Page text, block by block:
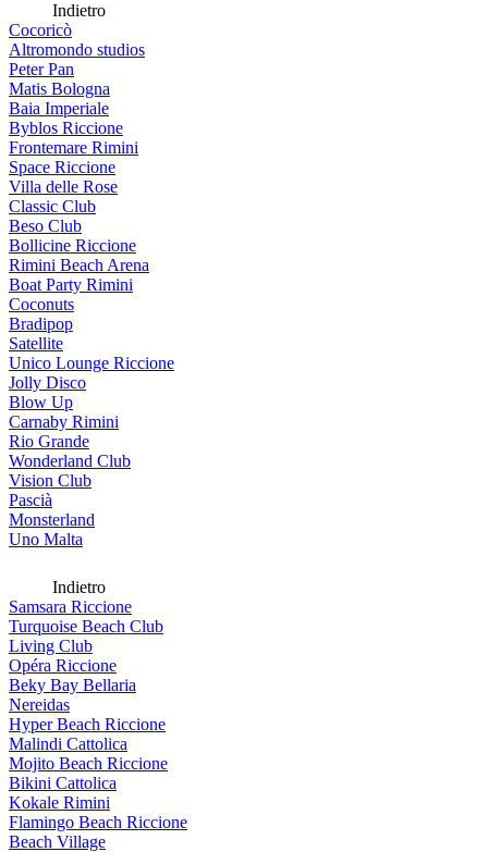
Indietro
Cocoricò
Altromondo studios
Peter Pan
Matis Bologna
Baia Imperiale
Byblos Riccione
Frontemare Rimini
Space Riccione
Villa delle Rose
Classic Club
Beso Club
Bollicine Riccione
Rimini Beach Arena
Boat Party Rimini
Coconuts
Bradipop
Satellite
Unico Lounge Riccione
Jolly Disco
Blow Up
Carnaby Rimini
Rio Grande
Wonderland Club
Vision Club
Pascià
Monsterland
Uno Malta
Indietro
Samsara Riccione
Turquoise Beach Club
Living Club
Opéra Riccione
Beky Bay Bellaria
Nereidas
Hyper Beach Riccione
Malindi Cattolica
Mojito Beach Riccione
Bikini Cattolica
Kokale Rimini
Flamingo Beach Riccione
Beach Village